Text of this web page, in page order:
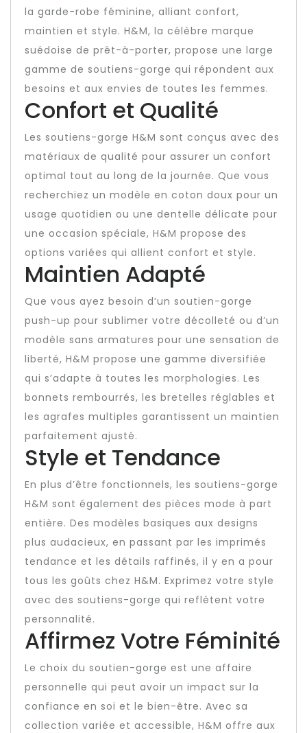
la garde-robe féminine, alliant confort,
maintien et style. H&M, la célèbre marque
suédoise de prêt-à-porter, propose une large
gamme de soutiens-gorge qui répondent aux
besoins et aux envies de toutes les femmes.
Confort et Qualité
Les soutiens-gorge H&M sont conçus avec des
matériaux de qualité pour assurer un confort
optimal tout au long de la journée. Que vous
recherchiez un modèle en coton doux pour un
usage quotidien ou une dentelle délicate pour
une occasion spéciale, H&M propose des
options variées qui allient confort et style.
Maintien Adapté
Que vous ayez besoin d’un soutien-gorge
push-up pour sublimer votre décolleté ou d’un
modèle sans armatures pour une sensation de
liberté, H&M propose une gamme diversifiée
qui s’adapte à toutes les morphologies. Les
bonnets rembourrés, les bretelles réglables et
les agrafes multiples garantissent un maintien
parfaitement ajusté.
Style et Tendance
En plus d’être fonctionnels, les soutiens-gorge
H&M sont également des pièces mode à part
entière. Des modèles basiques aux designs
plus audacieux, en passant par les imprimés
tendance et les détails raffinés, il y en a pour
tous les goûts chez H&M. Exprimez votre style
avec des soutiens-gorge qui reflètent votre
personnalité.
Affirmez Votre Féminité
Le choix du soutien-gorge est une affaire
personnelle qui peut avoir un impact sur la
confiance en soi et le bien-être. Avec sa
collection variée et accessible, H&M offre aux